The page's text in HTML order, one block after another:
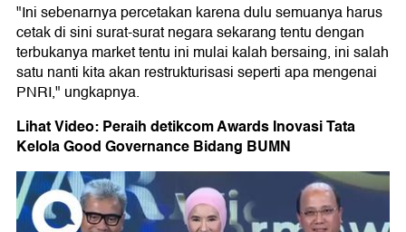
"Ini sebenarnya percetakan karena dulu semuanya harus
cetak di sini surat-surat negara sekarang tentu dengan
terbukanya market tentu ini mulai kalah bersaing, ini salah
satu nanti kita akan restrukturisasi seperti apa mengenai
PNRI," ungkapnya.
Lihat Video: Peraih detikcom Awards Inovasi Tata
Kelola Good Governance Bidang BUMN